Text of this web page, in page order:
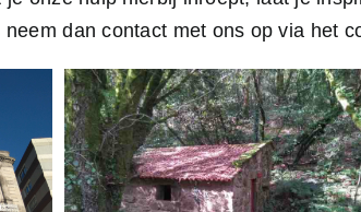
dan contact met ons op via het